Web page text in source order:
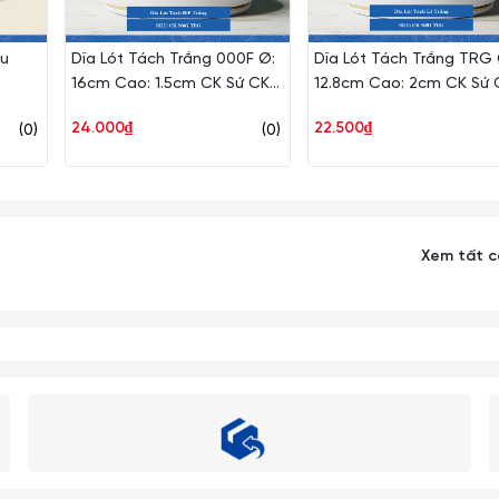
(0)
Dĩa Lót Tách Trắng 000F Ø:
16cm Cao: 1.5cm CK Sứ CK
(0)
24.000₫
Dĩa Lót Tách Trắng TRG
12.8cm Cao: 2cm CK Sứ
22.500₫
Xem tất